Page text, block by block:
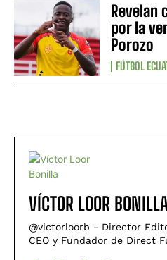
Revelan
por la
Porozo
FÚTBOL
VÍCTOR LOOR BONILLA
@victorloorb - Director
CEO y Fundador de Direct